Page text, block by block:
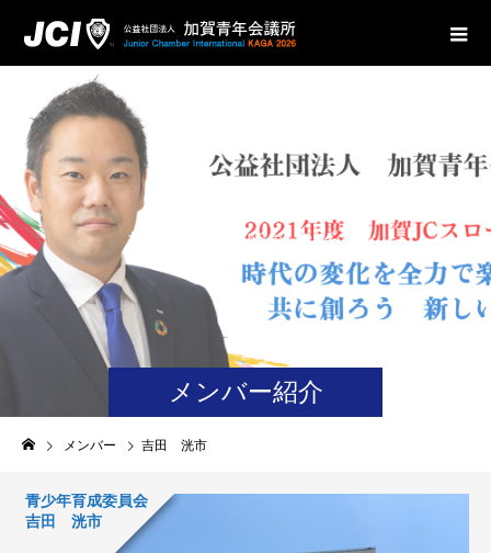
メンバー紹介
加 議所のメンバ
メンバー 吉田 洸市
青少年育成委員会
吉田 洸市